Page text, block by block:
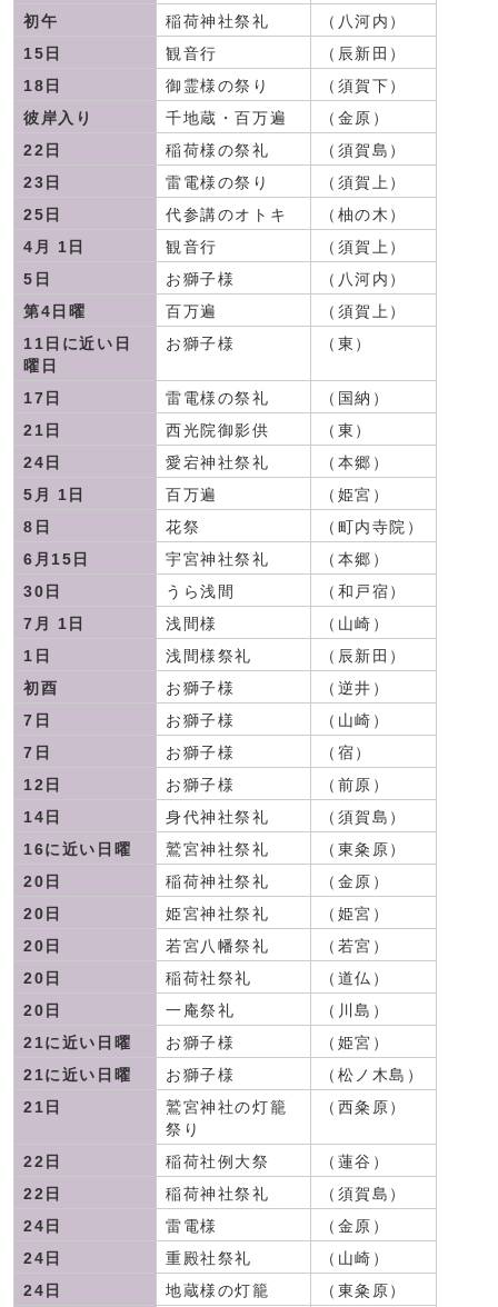
初午
稲荷神社祭礼
（八河内）
15日
観音行
（辰新田）
18日
御霊様の祭り
（須賀下）
彼岸入り
千地蔵・百万遍
（金原）
22日
稲荷様の祭礼
（須賀島）
23日
雷電様の祭り
（須賀上）
25日
代参講のオトキ
（柚の木）
4月 1日
観音行
（須賀上）
5日
お獅子様
（八河内）
第4日曜
百万遍
（須賀上）
11日に近い日
曜日
お獅子様 （東）
17日 雷電様の祭礼
（国納）
21日
西光院御影供
（東）
24日
愛宕神社祭礼
（本郷）
5月 1日
百万遍
（姫宮）
8日
花祭
（町内寺院）
6月15日
宇宮神社祭礼
（本郷）
30日
うら浅間
（和戸宿）
7月 1日
浅間様
（山崎）
1日
浅間様祭礼
（辰新田）
初酉
お獅子様
（逆井）
7日
お獅子様
（山崎）
7日
お獅子様
（宿）
12日
お獅子様
（前原）
14日
身代神社祭礼
（須賀島）
16に近い日曜
鷲宮神社祭礼
（東粂原）
20日
稲荷神社祭礼
（金原）
20日
姫宮神社祭礼
（姫宮）
20日
若宮八幡祭礼
（若宮）
20日
稲荷社祭礼
（道仏）
20日
一庵祭礼
（川島）
21に近い日曜
お獅子様
（姫宮）
21に近い日曜
お獅子様
（松ノ木島）
21日
鷲宮神社の灯籠
祭り
（西粂原）
22日 稲荷社例大祭
（蓮谷）
22日
稲荷神社祭礼
（須賀島）
24日
雷電様
（金原）
24日
重殿社祭礼
（山崎）
24日
地蔵様の灯籠 （東粂原）